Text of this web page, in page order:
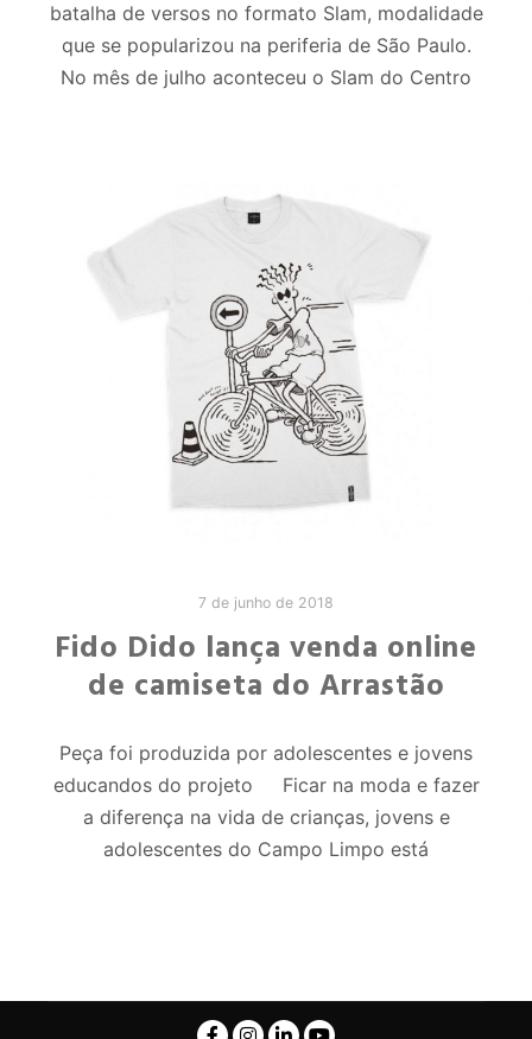
batalha de versos no formato Slam, modalidade
que se popularizou na periferia de São Paulo.
No mês de julho aconteceu o Slam do Centro
7 de junho de 2018
Fido Dido lança venda online
de camiseta do Arrastão
Peça foi produzida por adolescentes e jovens
educandos do projeto Ficar na moda e fazer
a diferença na vida de crianças, jovens e
adolescentes do Campo Limpo está